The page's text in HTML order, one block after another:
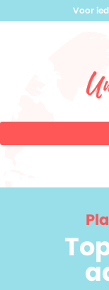
Voor